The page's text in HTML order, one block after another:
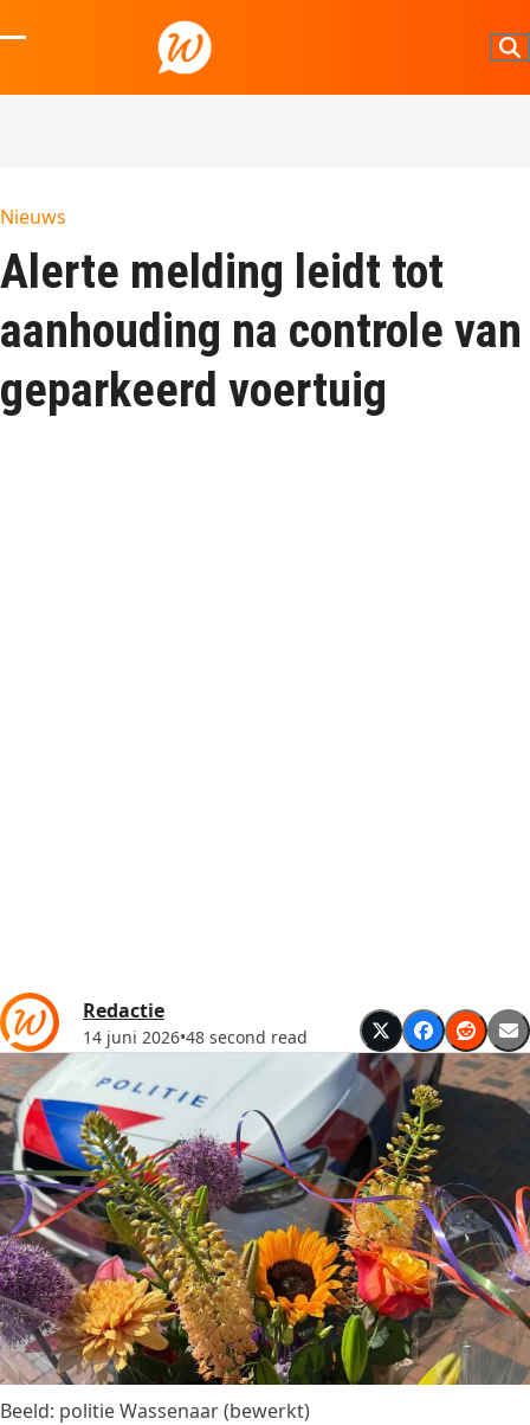
to
mobile
mobile
Nieuws
Alerte melding leidt tot
aanhouding na controle van
geparkeerd voertuig
Redactie
14 juni 2026•48 second read
Beeld: politie Wassenaar (bewerkt)